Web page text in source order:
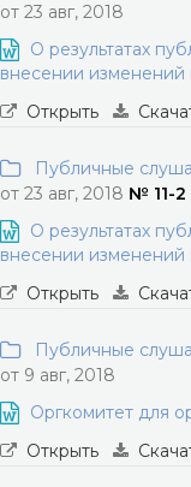
от 23 авг, 2018
О результатах
внесении изменений
Открыть
Публичные
от 23 авг, 2018 № 11-2
О результатах
внесении изменений
Открыть
Публичные
от 9 авг, 2018
Оргкомитет для
Открыть